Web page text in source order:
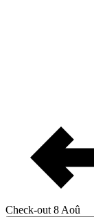
Check-out 8 Aoû